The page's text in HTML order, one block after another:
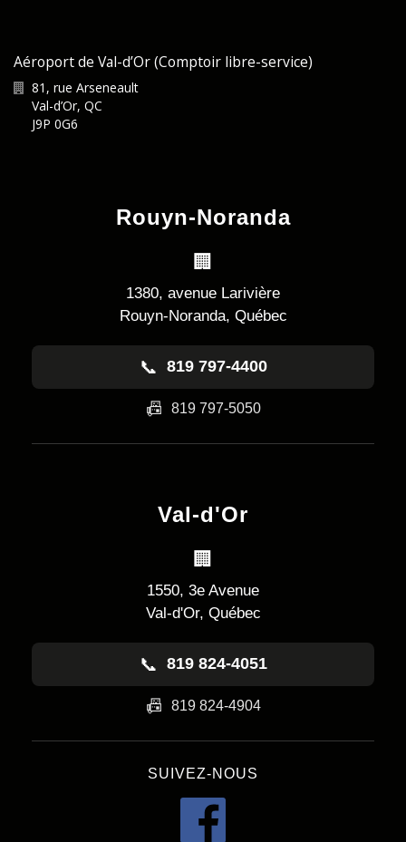
Aéroport de Val-d’Or (Comptoir libre-service)
81, rue Arseneault
Val-d’Or, QC
J9P 0G6
Rouyn-Noranda
🏢
1380, avenue Larivière
Rouyn-Noranda, Québec
📞 819 797-4400
📠 819 797-5050
Val-d'Or
🏢
1550, 3e Avenue
Val-d'Or, Québec
📞 819 824-4051
📠 819 824-4904
SUIVEZ-NOUS